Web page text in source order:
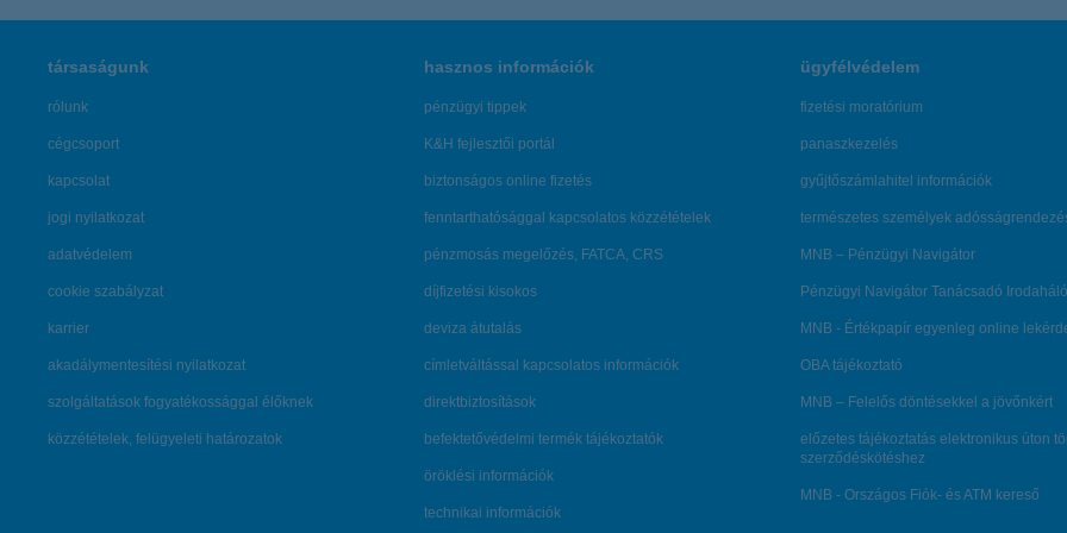
társaságunk
rólunk
cégcsoport
kapcsolat
jogi nyilatkozat
adatvédelem
cookie szabályzat
karrier
akadálymentesítési nyilatkozat
szolgáltatások fogyatékossággal élőknek
közzétételek, felügyeleti határozatok
hasznos információk
pénzügyi tippek
K&H fejlesztői portál
biztonságos online fizetés
fenntarthatósággal kapcsolatos közzétételek
pénzmosás megelőzés, FATCA, CRS
díjfizetési kisokos
deviza átutalás
címletváltással kapcsolatos információk
direktbiztosítások
befektetővédelmi termék tájékoztatók
öröklési információk
technikai információk
ügyfélvédelem
fizetési moratórium
panaszkezelés
gyűjtőszámlahitel információk
természetes személyek
MNB – Pénzügyi Navigátor
Pénzügyi Navigátor Tanácsadó
MNB - Értékpapír egyenleg online
OBA tájékoztató
MNB – Felelős döntésekkel a jövőnkért
előzetes tájékoztatás elektronikus úton
szerződéskötéshez
MNB - Országos Fiók- és ATM kereső